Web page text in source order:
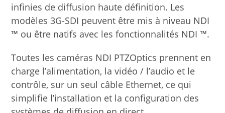
infinies de diffusion haute définition. Les
modèles 3G-SDI peuvent être mis à niveau NDI
™ ou être natifs avec les fonctionnalités NDI ™.
Toutes les caméras NDI PTZOptics prennent en
charge l’alimentation, la vidéo / l’audio et le
contrôle, sur un seul câble Ethernet, ce qui
simplifie l’installation et la configuration des